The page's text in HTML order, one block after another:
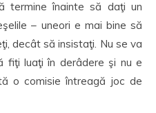
termine înainte să daţi un
– uneori e mai bine să
decât să insistaţi. Nu se va
fiţi luaţi în derâdere şi nu e
o comisie întreagă joc de